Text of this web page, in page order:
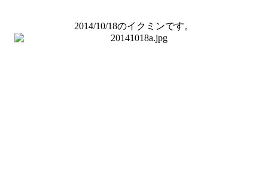
2014/10/18のイクミンです。